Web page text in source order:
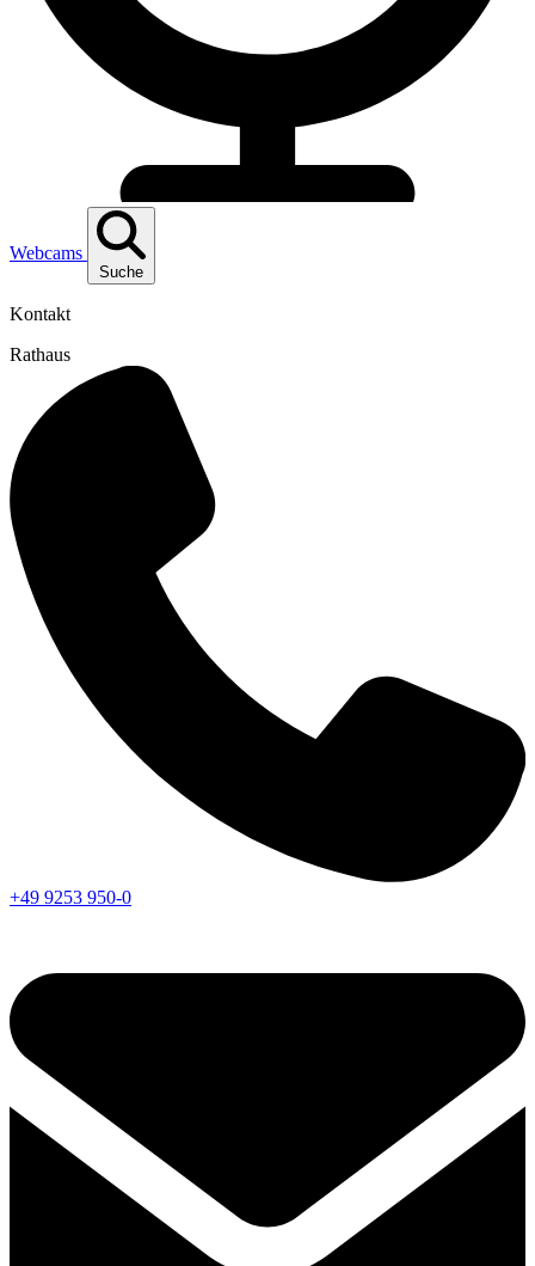
Webcams
Suche
Kontakt
Rathaus
+49 9253 950-0